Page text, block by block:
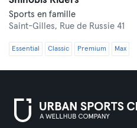
Sports en famille
Saint-Gilles, Rue de Russie 41
Essential Classic Premium Max